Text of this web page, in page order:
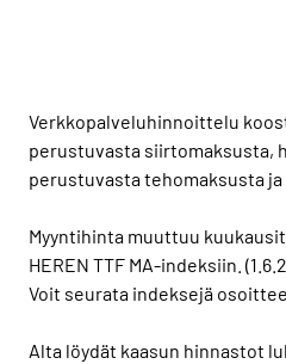
Verkkopalveluhinnoittelu
perustuvasta siirtomaksusta,
perustuvasta tehomaksusta
Myyntihinta muuttuu
HEREN TTF MA-indeksiin.
Voit seurata indeksejä
Alta löydät kaasun hinnastot